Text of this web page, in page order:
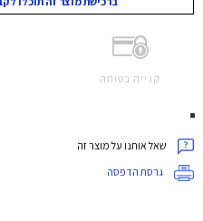
קנייה בטוחה
שאל אותנו על מוצר זה
גרסת הדפסה